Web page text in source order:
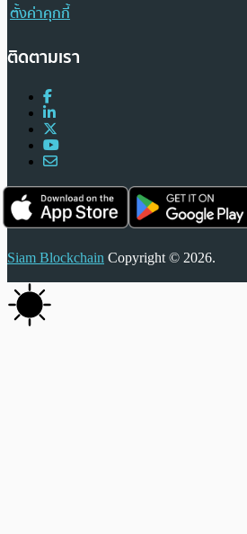
ตั้งค่าคุกกี้
ติดตามเรา
Siam Blockchain Copyright © 2026.